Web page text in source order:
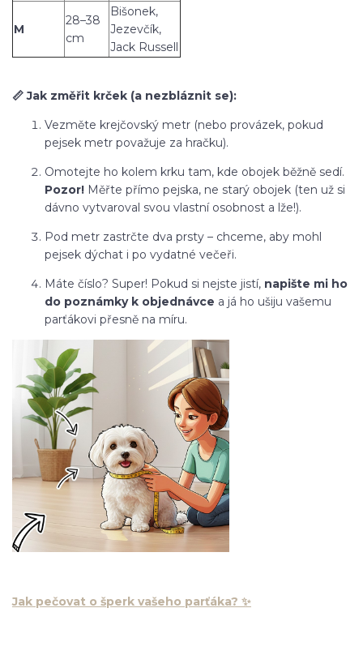
M
28–38
cm
Bišonek,
Jezevčík,
Jack Russell
📏 Jak změřit krček (a nezbláznit se):
Vezměte krejčovský metr (nebo provázek, pokud
pejsek metr považuje za hračku).
Omotejte ho kolem krku tam, kde obojek běžně sedí.
Pozor! Měřte přímo pejska, ne starý obojek (ten už si
dávno vytvaroval svou vlastní osobnost a lže!).
Pod metr zastrčte dva prsty – chceme, aby mohl
pejsek dýchat i po vydatné večeři.
Máte číslo? Super! Pokud si nejste jistí, napište mi ho
do poznámky k objednávce a já ho ušiju vašemu
parťákovi přesně na míru.
Jak pečovat o šperk vašeho parťáka? ✨